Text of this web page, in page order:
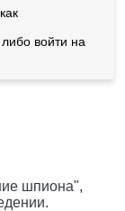
либо войти на
шпиона",